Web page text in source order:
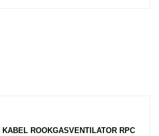
KABEL ROOKGASVENTILATOR RPC